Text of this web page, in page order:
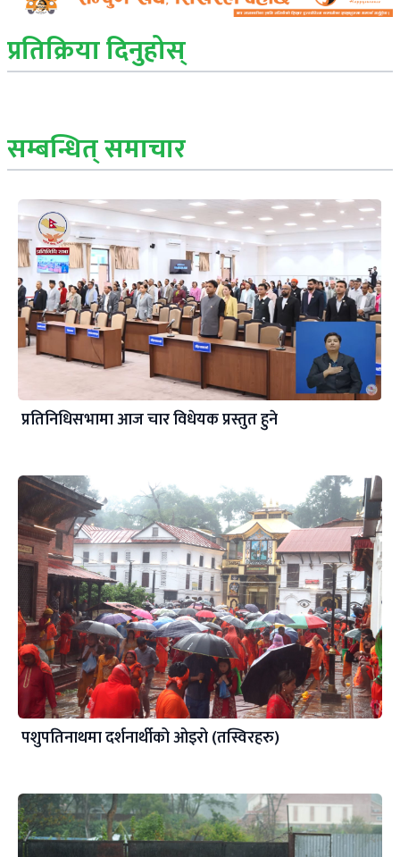
प्रतिक्रिया दिनुहोस्
सम्बन्धित् समाचार
प्रतिनिधिसभामा आज चार विधेयक प्रस्तुत हुने
पशुपतिनाथमा दर्शनार्थीको ओइरो (तस्विरहरु)